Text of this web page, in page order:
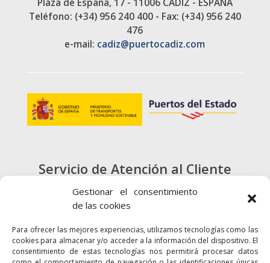
Gestionar el consentimiento
de las cookies
Para ofrecer las mejores experiencias, utilizamos tecnologías como las
cookies para almacenar y/o acceder a la información del dispositivo. El
consentimiento de estas tecnologías nos permitirá procesar datos
Plaza de España, 17 - 11006 CÁDIZ - ESPAÑA
Teléfono: (+34) 956 240 400 - Fax: (+34) 956 240
476
e-mail: cadiz@puertocadiz.com
Servicio de Atención al Cliente
900 720 415
CONTACTO